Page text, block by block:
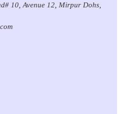
10, Avenue 12, Mirpur Dohs,